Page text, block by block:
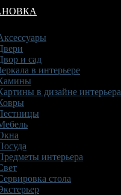
и сад
в интерьере
в дизайне интерьера
интерьера
стола